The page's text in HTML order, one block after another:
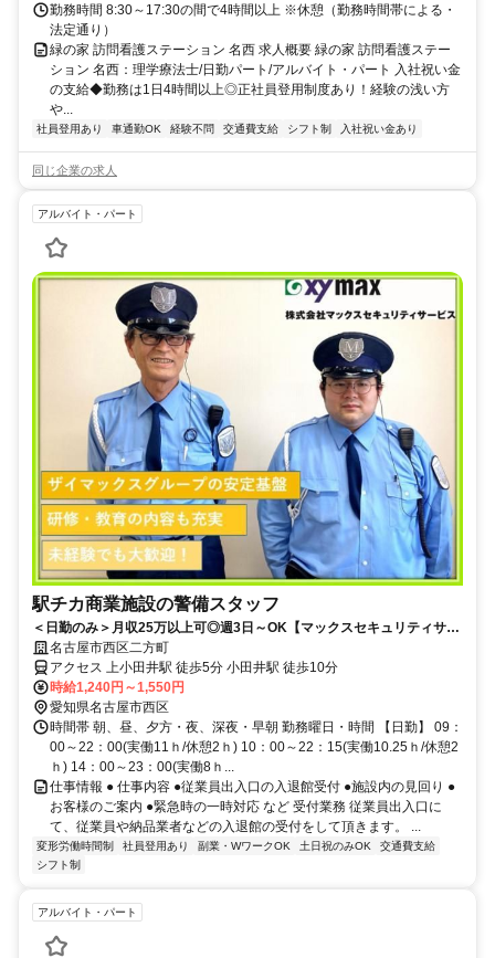
勤務時間 8:30～17:30の間で4時間以上 ※休憩（勤務時間帯による・
法定通り）
緑の家 訪問看護ステーション 名西 求人概要 緑の家 訪問看護ステー
ション 名西：理学療法士/日勤パート/アルバイト・パート 入社祝い金
の支給◆勤務は1日4時間以上◎正社員登用制度あり！経験の浅い方
や...
社員登用あり 車通勤OK 経験不問 交通費支給 シフト制 入社祝い金あり
同じ企業の求人
アルバイト・パート
駅チカ商業施設の警備スタッフ
＜日勤のみ＞月収25万以上可◎週3日～OK【マックスセキュリティサー
ビス】
名古屋市西区二方町
アクセス 上小田井駅 徒歩5分 小田井駅 徒歩10分
時給1,240円～1,550円
愛知県名古屋市西区
時間帯 朝、昼、夕方・夜、深夜・早朝 勤務曜日・時間 【日勤】 09：
00～22：00(実働11ｈ/休憩2ｈ) 10：00～22：15(実働10.25ｈ/休憩2
ｈ) 14：00～23：00(実働8ｈ...
仕事情報 ● 仕事内容 ●従業員出入口の入退館受付 ●施設内の見回り ●
お客様のご案内 ●緊急時の一時対応 など 受付業務 従業員出入口に
て、従業員や納品業者などの入退館の受付をして頂きます。 ...
変形労働時間制 社員登用あり 副業・WワークOK 土日祝のみOK
交通費支給
シフト制
アルバイト・パート